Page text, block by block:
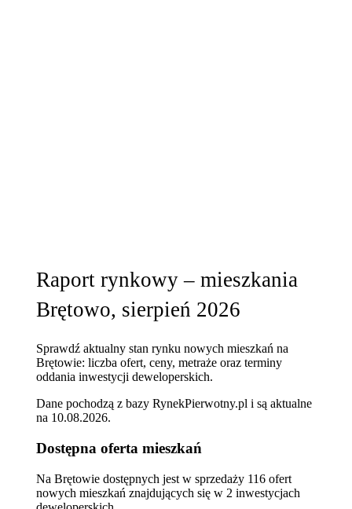
Raport rynkowy – mieszkania
Brętowo, sierpień 2026
Sprawdź aktualny stan rynku nowych mieszkań na
Brętowie: liczba ofert, ceny, metraże oraz terminy
oddania inwestycji deweloperskich.
Dane pochodzą z bazy RynekPierwotny.pl i są aktualne
na 10.08.2026.
Dostępna oferta mieszkań
Na Brętowie dostępnych jest w sprzedaży 116 ofert
nowych mieszkań znajdujących się w 2 inwestycjach